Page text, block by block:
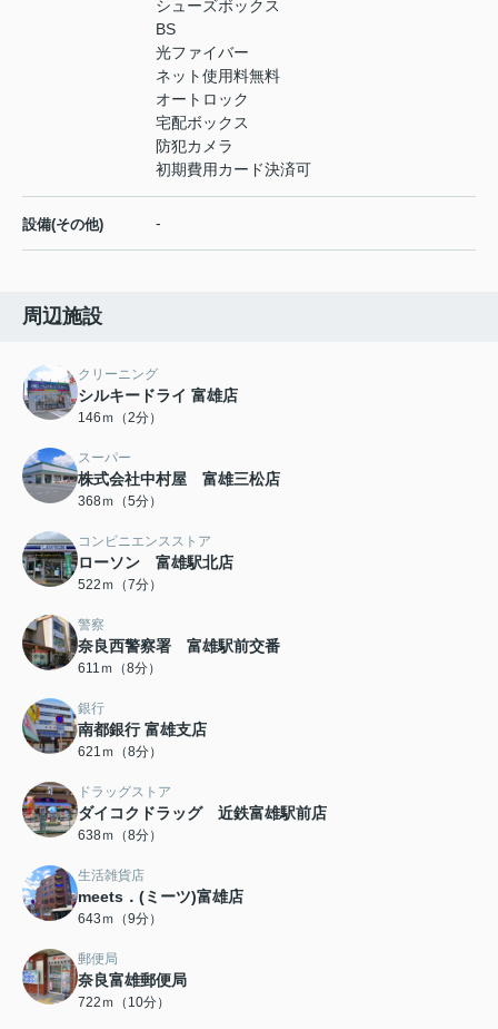
シューズボックス
BS
光ファイバー
ネット使用料無料
オートロック
宅配ボックス
防犯カメラ
初期費用カード決済可
設備(その他) -
周辺施設
クリーニング
シルキードライ 富雄店
146ｍ（2分）
スーパー
株式会社中村屋 富雄三松店
368ｍ（5分）
コンビニエンスストア
ローソン 富雄駅北店
522ｍ（7分）
警察
奈良西警察署 富雄駅前交番
611ｍ（8分）
銀行
南都銀行 富雄支店
621ｍ（8分）
ドラッグストア
ダイコクドラッグ 近鉄富雄駅前店
638ｍ（8分）
生活雑貨店
meets．(ミーツ)富雄店
643ｍ（9分）
郵便局
奈良富雄郵便局
722ｍ（10分）